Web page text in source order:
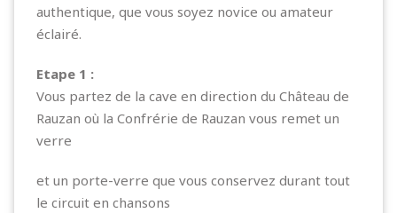
authentique, que vous soyez novice ou amateur
éclairé.
Etape 1 :
Vous partez de la cave en direction du Château de
Rauzan où la Confrérie de Rauzan vous remet un
verre
et un porte-verre que vous conservez durant tout
le circuit en chansons